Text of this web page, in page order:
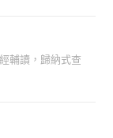
輔讀，歸納式查